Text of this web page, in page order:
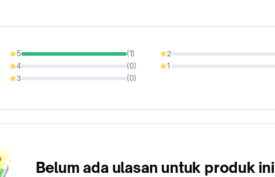
5 (1)
100%
4 (0)
0%
3 (0)
0%
2
0%
1
0%
Belum ada ulasan untuk produk ini